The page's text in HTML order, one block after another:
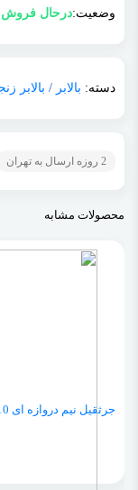
وضعیت:درحال فروش
دسته: بالابر / بالابر
2 روزه ارسال به تهران
محصولات مشابه
جرثقیل نیم دروازه ای 10 تن